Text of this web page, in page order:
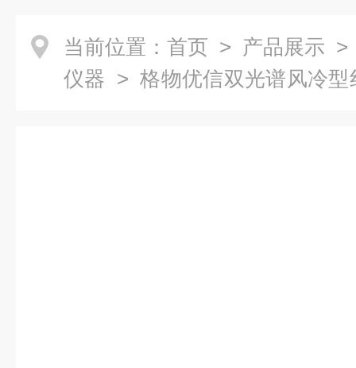
当前位置： 首页 > 产品展示
仪器 > 格物优信双光谱风冷